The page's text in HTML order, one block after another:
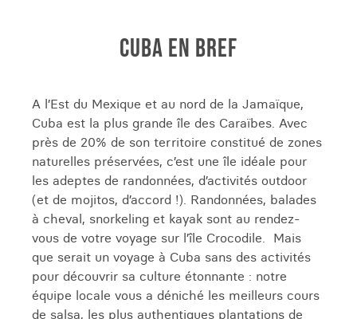
CUBA EN BREF
A l’Est du Mexique et au nord de la Jamaïque,
Cuba est la plus grande île des Caraïbes. Avec
près de 20% de son territoire constitué de zones
naturelles préservées, c’est une île idéale pour
les adeptes de randonnées, d’activités outdoor
(et de mojitos, d’accord !). Randonnées, balades
à cheval, snorkeling et kayak sont au rendez-
vous de votre voyage sur l’île Crocodile. Mais
que serait un voyage à Cuba sans des activités
pour découvrir sa culture étonnante : notre
équipe locale vous a déniché les meilleurs cours
de salsa, les plus authentiques plantations de